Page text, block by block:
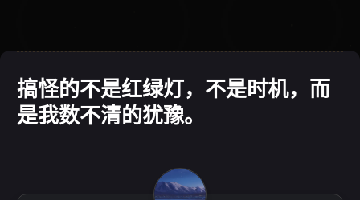
搞怪的不是红绿灯，不是时机，而
是我数不清的犹豫。